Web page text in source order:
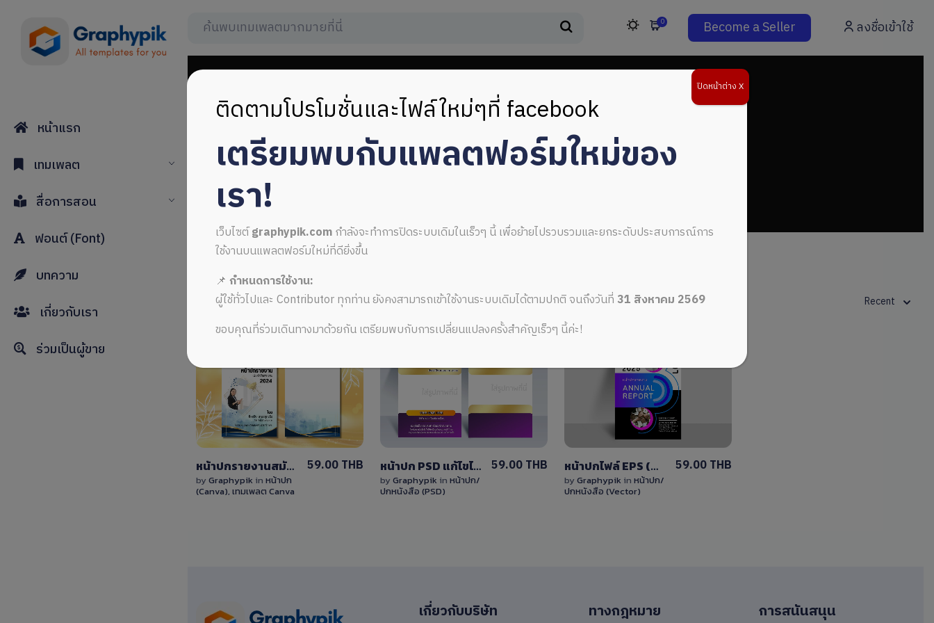
หน้าแรก
เทมเพลต
สื่อการสอน
ฟอนต์ (Font)
บทความ
เกี่ยวกับเรา
ร่วมเป็นผู้ขาย
0 Become a Seller ลงชื่อเข้าใช้
annual report
ALL MUSIC FROM annual report Recent
View
Details
0 Sale
หน้าปกรายงานสมัยใหม่ แก้ไขด้วย Canva พร้อมใส่รูปและพื้นที่ข้อความ
by Graphypik in หน้าปก
(Canva), เทมเพลต Canva
59.00 THB
View
1 Sale
หน้าปก PSD แก้ไขได้ หน้าปกรายงานสวยๆ สีม่วง-สีทอง
by Graphypik in หน้าปก/
ปกหนังสือ (PSD)
59.00 THB
View
Details
0 Sale
หน้าปกไฟล์ EPS (Vector) แก้ไขได้ง่าย ANNUAL REPORT COVER
by Graphypik in หน้าปก/
ปกหนังสือ (Vector)
59.00 THB
เกี่ยวกับบริษัท ทางกฎหมาย การสนันสนุน
ติดตามโปรโมชั่นและไฟล์ใหม่ๆที่ facebook
เตรียมพบกับแพลตฟอร์มใหม่ของ
เรา!
เว็บไซต์graphypik.comกำลังจะทำการปิดระบบเดิมในเร็วๆ นี้ เพื่อย้ายไปรวบรวมและยกระดับประสบการณ์การ
ใช้งานบนแพลตฟอร์มใหม่ที่ดียิ่งขึ้น
📌 กำหนดการใช้งาน:
ผู้ใช้ทั่วไปและ Contributor ทุกท่าน ยังคงสามารถเข้าใช้งานระบบเดิมได้ตามปกติ จนถึงวันที่ 31 สิงหาคม 2569
ขอบคุณที่ร่วมเดินทางมาด้วยกัน เตรียมพบกับการเปลี่ยนแปลงครั้งสำคัญเร็วๆ นี้ค่ะ!
ปิดหน้าต่าง X